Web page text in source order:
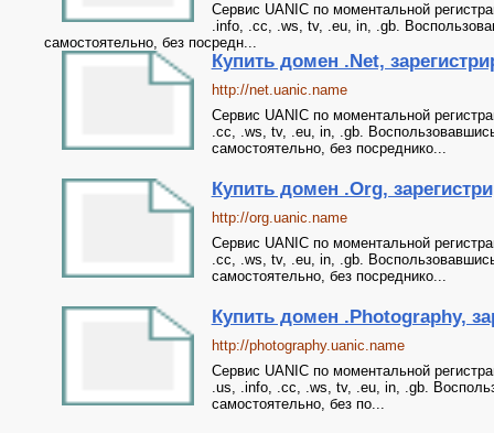
Сервис UANIC по моментальной
.info, .cc, .ws, tv, .eu, in, .gb.
самостоятельно, без посредн...
Купить домен .Net,
http://net.uanic.name
Сервис UANIC по моментальной
.cc, .ws, tv, .eu, in, .gb.
самостоятельно, без посреднико...
Купить домен .Org,
http://org.uanic.name
Сервис UANIC по моментальной
.cc, .ws, tv, .eu, in, .gb.
самостоятельно, без посреднико...
Купить домен .Photography,
http://photography.uanic.name
Сервис UANIC по моментальной
.us, .info, .cc, .ws, tv, .eu, in, .gb.
самостоятельно, без по...